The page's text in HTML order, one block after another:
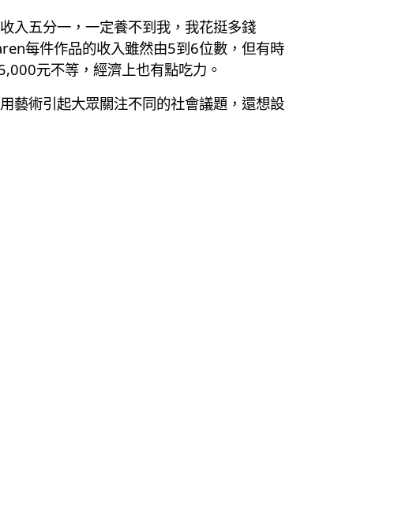
入五分一，一定養不到我，我花挺多錢
每件作品的收入雖然由5到6位數，但有時
元不等，經濟上也有點吃力。
藝術引起大眾關注不同的社會議題，還想設